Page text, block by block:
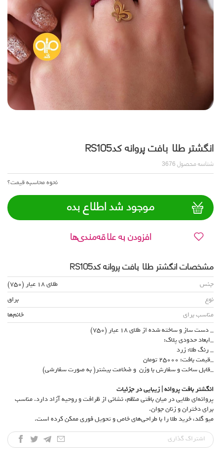
انگشتر طلا بافت پروانه کدRS105
شناسه محصول
نحوه محاسبه قیمت؟
موجود شد اطلاع بده
افزودن به علاقه‌مندی‌ها
مشخصات انگشتر طلا بافت پروانه کدRS105
جنس
طلای 18 عیار (750)
نوع
براق
مناسب برای
خانم‌ها
_ دست ساز و ساخته شده از طلای 18 عیار (750)
_ابعاد حدودی پلاک:
_ رنگ طلا: زرد
_قیمت بافت: 25000 تومان
_قابل ساخت و سفارش با وزن و ضخامت بیشتر( به صورت سفارشی)
انگشتر بافت پروانه | زیبایی در جزئیات
پروانه‌ای طلایی در میان بافتی منظم، نشانی از ظرافت و روحیه آزاد دارد. مناسب
برای دختران و زنان جوان.
میو گلد، خرید طلا را با طراحی‌های خاص و تحویل فوری ممکن کرده است.
اشتراک‌ گذاری